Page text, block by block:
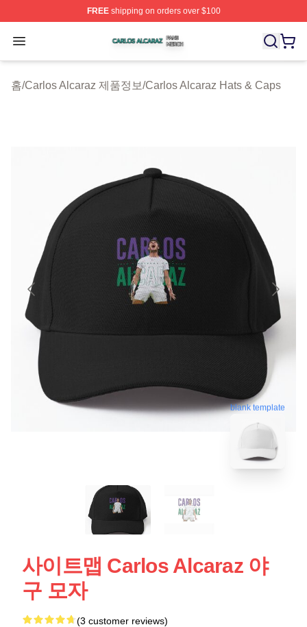
FREEshipping on orders over $100
Open menu
Carlos Alcaraz Shop ⚡️ Officially Licensed Carlos
홈/Carlos Alcaraz 제품정보/Carlos Alcaraz Hats & Caps
blank template
사이트맵 Carlos Alcaraz 야
구 모자
(3 customer reviews)